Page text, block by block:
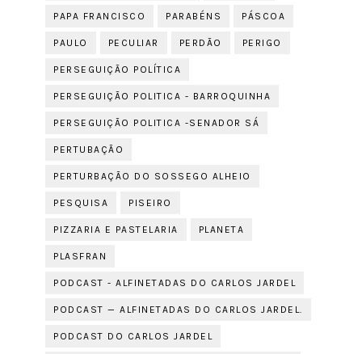
PAPA FRANCISCO PARABÉNS PÁSCOA
PAULO PECULIAR PERDÃO PERIGO
PERSEGUIÇÃO POLÍTICA
PERSEGUIÇÃO POLITICA - BARROQUINHA
PERSEGUIÇÃO POLITICA -SENADOR SÁ
PERTUBAÇÃO
PERTURBAÇÃO DO SOSSEGO ALHEIO
PESQUISA PISEIRO
PIZZARIA E PASTELARIA PLANETA
PLASFRAN
PODCAST - ALFINETADAS DO CARLOS JARDEL
PODCAST — ALFINETADAS DO CARLOS JARDEL.
PODCAST DO CARLOS JARDEL